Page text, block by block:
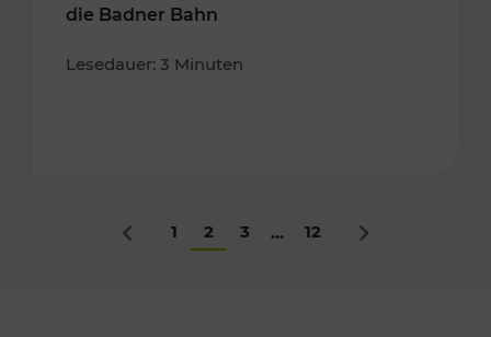
die Badner Bahn
Lesedauer: 3 Minuten
Zurück
1 2 3 ... 12 Nächstes